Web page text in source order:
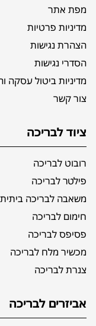
מפת אתר
מדיניות פרטיות
הצהרת נגישות
הסדרי נגישות
מדיניות ביטול עסקה
צור קשר
ציוד לבריכה
רובוט לבריכה
פילטר לבריכה
משאבה לבריכה ביתית
חימום לבריכה
פסיפס לבריכה
מכשיר מלח לבריכה
צנרת לבריכה
אביזרים לבריכה